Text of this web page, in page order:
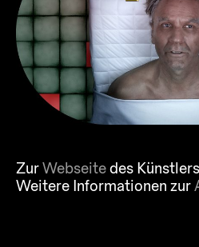
ZurWebseitedes Künstlers
Weitere Informationen zur